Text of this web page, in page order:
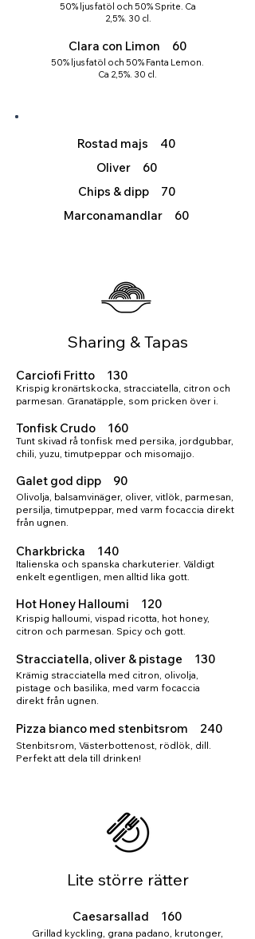
50% ljus fatöl och 50% Sprite. Ca
2,5%. 30 cl.
Clara con Limon 60
50% ljus fatöl och 50% Fanta Lemon.
Ca 2,5%. 30 cl.
Rostad majs 40
Oliver 60
Chips & dipp 70
Marconamandlar 60
Sharing & Tapas
Carciofi Fritto 130
Krispig kronärtskocka, stracciatella, citron och
parmesan. Granatäpple, som pricken över i.
Tonfisk Crudo 160
Tunt skivad rå tonfisk med persika, jordgubbar,
chili, yuzu, timutpeppar och misomajjo.
Galet god dipp 90
Olivolja, balsamvinäger, oliver, vitlök, parmesan,
persilja, timutpeppar, med varm focaccia direkt
från ugnen.
Charkbricka 140
Italienska och spanska charkuterier. Väldigt
enkelt egentligen, men alltid lika gott.
Hot Honey Halloumi 120
Krispig halloumi, vispad ricotta, hot honey,
citron och parmesan. Spicy och gott.
Stracciatella, oliver & pistage 130
Krämig stracciatella med citron, olivolja,
pistage och basilika, med varm focaccia
direkt från ugnen.
Pizza bianco med stenbitsrom 240
Stenbitsrom, Västerbottenost, rödlök, dill.
Perfekt att dela till drinken!
Lite större rätter
Caesarsallad 160
Grillad kyckling, grana padano, krutonger,